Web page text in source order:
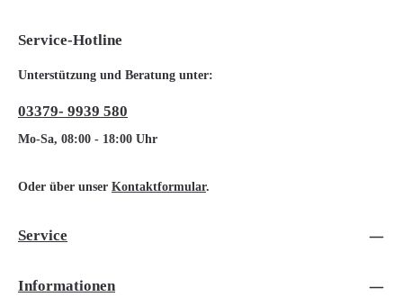
Service-Hotline
Unterstützung und Beratung unter:
03379- 9939 580
Mo-Sa, 08:00 - 18:00 Uhr
Oder über unser Kontaktformular.
Service
Informationen